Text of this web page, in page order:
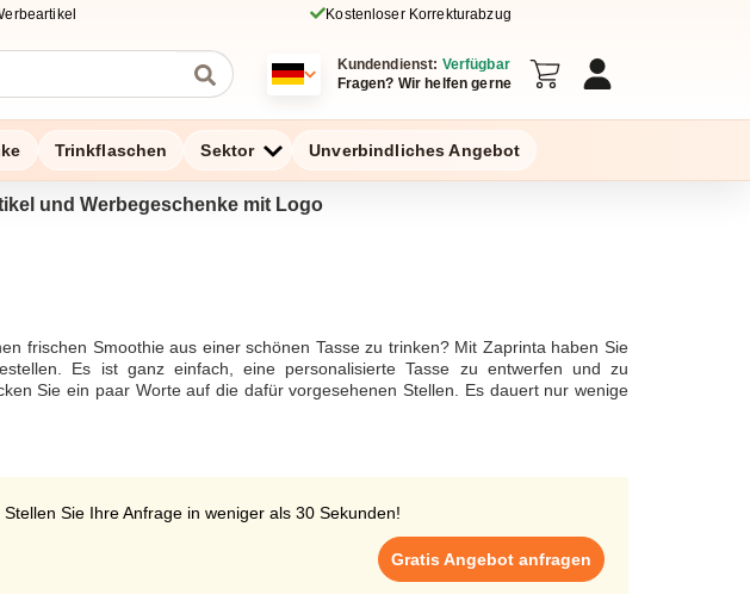
Kostenloser Korrekturabzug
Kundendienst: Verfügbar
Fragen? Wir helfen gerne
Trinkflaschen Sektor Unverbindliches Angebot
und Werbegeschenke mit Logo
frischen Smoothie aus einer schönen Tasse zu trinken? Mit Zaprinta haben Sie
Es ist ganz einfach, eine personalisierte Tasse zu entwerfen und zu
Sie ein paar Worte auf die dafür vorgesehenen Stellen. Es dauert nur wenige
und Ihre Fragen beantworten, indem Sie sich telefonisch, per Live-Chat oder
Stellen Sie Ihre Anfrage in weniger als 30 Sekunden!
Gratis Angebot anfragen